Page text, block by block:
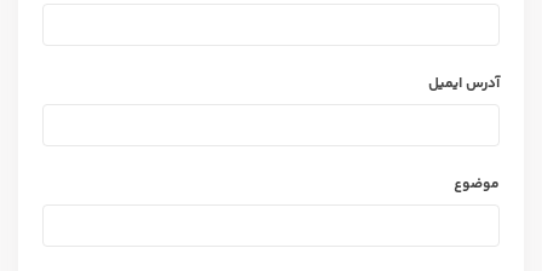
آدرس ایمیل
موضوع